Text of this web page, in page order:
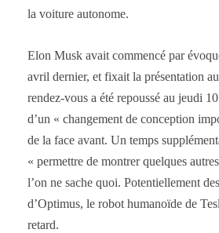
la voiture autonome.
Elon Musk avait commencé par
avril dernier, et fixait la présentation
rendez-vous a été repoussé au jeudi
d’un « changement de conception
de la face avant. Un temps
« permettre de montrer quelques
l’on ne sache quoi. Potentiellement
d’Optimus, le robot humanoïde de
retard.